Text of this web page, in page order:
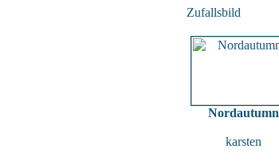
Zufallsbild
Nordautumn
karsten